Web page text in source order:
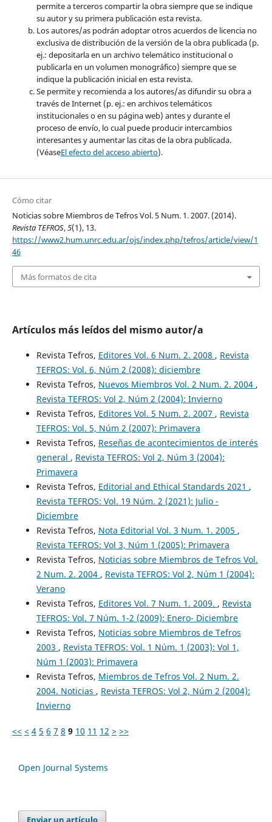
permite a terceros compartir la obra siempre que se indique
su autor y su primera publicación esta revista.
Los autores/as podrán adoptar otros acuerdos de licencia no
exclusiva de distribución de la versión de la obra publicada (p.
ej.: depositarla en un archivo telemático institucional o
publicarla en un volumen monográfico) siempre que se
indique la publicación inicial en esta revista.
Se permite y recomienda a los autores/as difundir su obra a
través de Internet (p. ej.: en archivos telemáticos
institucionales o en su página web) antes y durante el
proceso de envío, lo cual puede producir intercambios
interesantes y aumentar las citas de la obra publicada.
(VéaseEl efecto del acceso abierto).
Cómo citar
Noticias sobre Miembros de Tefros Vol. 5 Num. 1. 2007. (2014).
Revista TEFROS,5(1), 13.
https://www2.hum.unrc.edu.ar/ojs/index.php/tefros/article/view/1
46
Más formatos de cita
Artículos más leídos del mismo autor/a
Revista Tefros, Editores Vol. 6 Num. 2. 2008 , Revista
TEFROS: Vol. 6, Núm 2 (2008): diciembre
Revista Tefros, Nuevos Miembros Vol. 2 Num. 2. 2004 ,
Revista TEFROS: Vol 2, Núm 2 (2004): Invierno
Revista Tefros, Editores Vol. 5 Num. 2. 2007 , Revista
TEFROS: Vol. 5, Núm 2 (2007): Primavera
Revista Tefros, Reseñas de acontecimientos de interés
general , Revista TEFROS: Vol 2, Núm 3 (2004):
Primavera
Revista Tefros, Editorial and Ethical Standards 2021 ,
Revista TEFROS: Vol. 19 Núm. 2 (2021): Julio -
Diciembre
Revista Tefros, Nota Editorial Vol. 3 Num. 1. 2005 ,
Revista TEFROS: Vol 3, Núm 1 (2005): Primavera
Revista Tefros, Noticias sobre Miembros de Tefros Vol.
2 Num. 2. 2004 , Revista TEFROS: Vol 2, Núm 1 (2004):
Verano
Revista Tefros, Editores Vol. 7 Num. 1. 2009. , Revista
TEFROS: Vol. 7 Núm. 1-2 (2009): Enero- Diciembre
Revista Tefros, Noticias sobre Miembros de Tefros
2003 , Revista TEFROS: Vol. 1 Núm. 1 (2003): Vol 1,
Núm 1 (2003): Primavera
Revista Tefros, Miembros de Tefros Vol. 2 Num. 2.
2004. Noticias , Revista TEFROS: Vol 2, Núm 2 (2004):
Invierno
<< < 4 5 6 7 8 9 10 11 12 > >>
Open Journal Systems
Enviar un artículo